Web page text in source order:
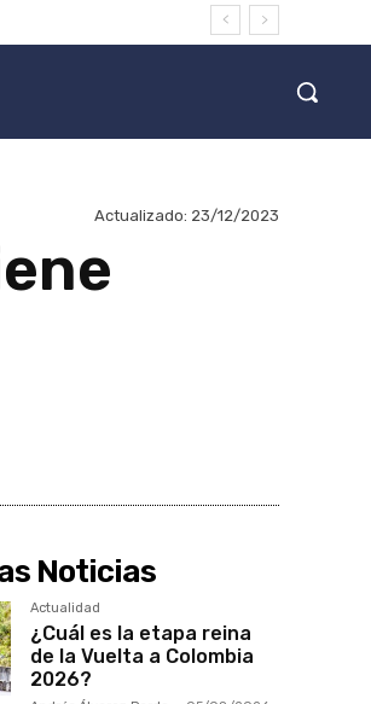
Actualizado: 23/12/2023
Noticias
Actualidad
¿Cuál es la etapa reina
de la Vuelta a Colombia
2026?